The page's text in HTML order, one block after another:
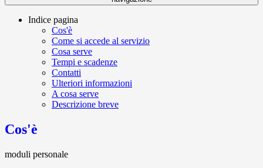
Indice pagina
Cos'è
Come si accede al servizio
Cosa serve
Tempi e scadenze
Contatti
Ulteriori informazioni
A cosa serve
Descrizione breve
Cos'è
moduli personale